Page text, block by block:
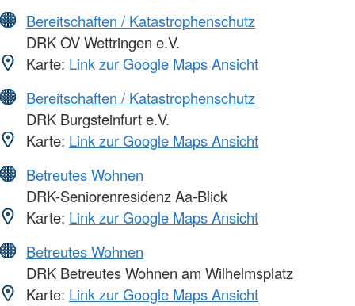
Bereitschaften / Katastrophenschutz
DRK OV Wettringen e.V.
Karte: Link zur Google Maps Ansicht
Bereitschaften / Katastrophenschutz
DRK Burgsteinfurt e.V.
Karte: Link zur Google Maps Ansicht
Betreutes Wohnen
DRK-Seniorenresidenz Aa-Blick
Karte: Link zur Google Maps Ansicht
Betreutes Wohnen
DRK Betreutes Wohnen am Wilhelmsplatz
Karte: Link zur Google Maps Ansicht